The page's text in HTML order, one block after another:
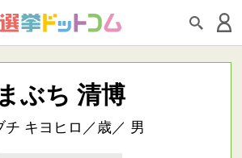
まぶち 清博
チ キヨヒロ／歳／ 男